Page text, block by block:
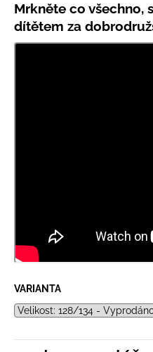
Mrkněte co všechno,
dítětem za
VARIANTA